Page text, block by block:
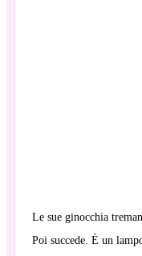
Le sue ginocchia
Poi succede. È un